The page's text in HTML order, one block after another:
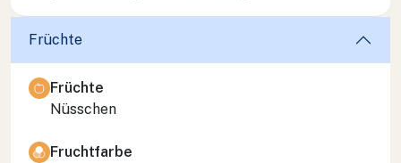
Früchte
Früchte
Nüsschen
Fruchtfarbe